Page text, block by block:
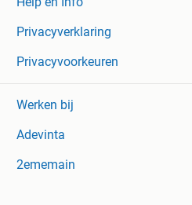
Privacyverklaring
Privacyvoorkeuren
Werken bij
Adevinta
2ememain